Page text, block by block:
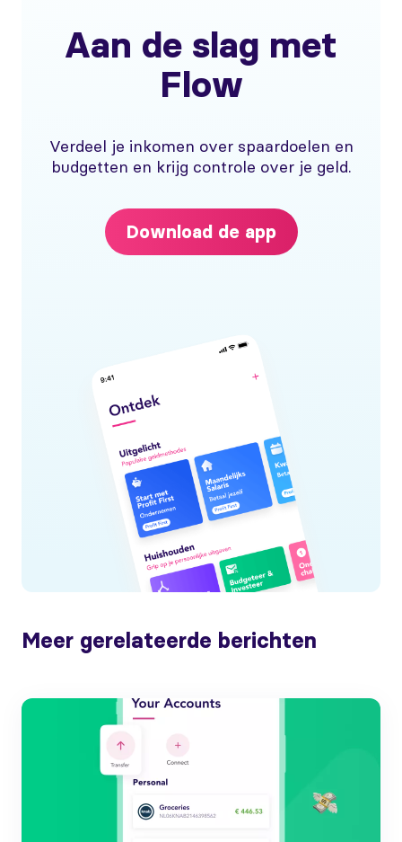
Aan de slag met
Flow
Verdeel je inkomen over spaardoelen en
budgetten en krijg controle over je geld.
Download de app
Meer gerelateerde berichten